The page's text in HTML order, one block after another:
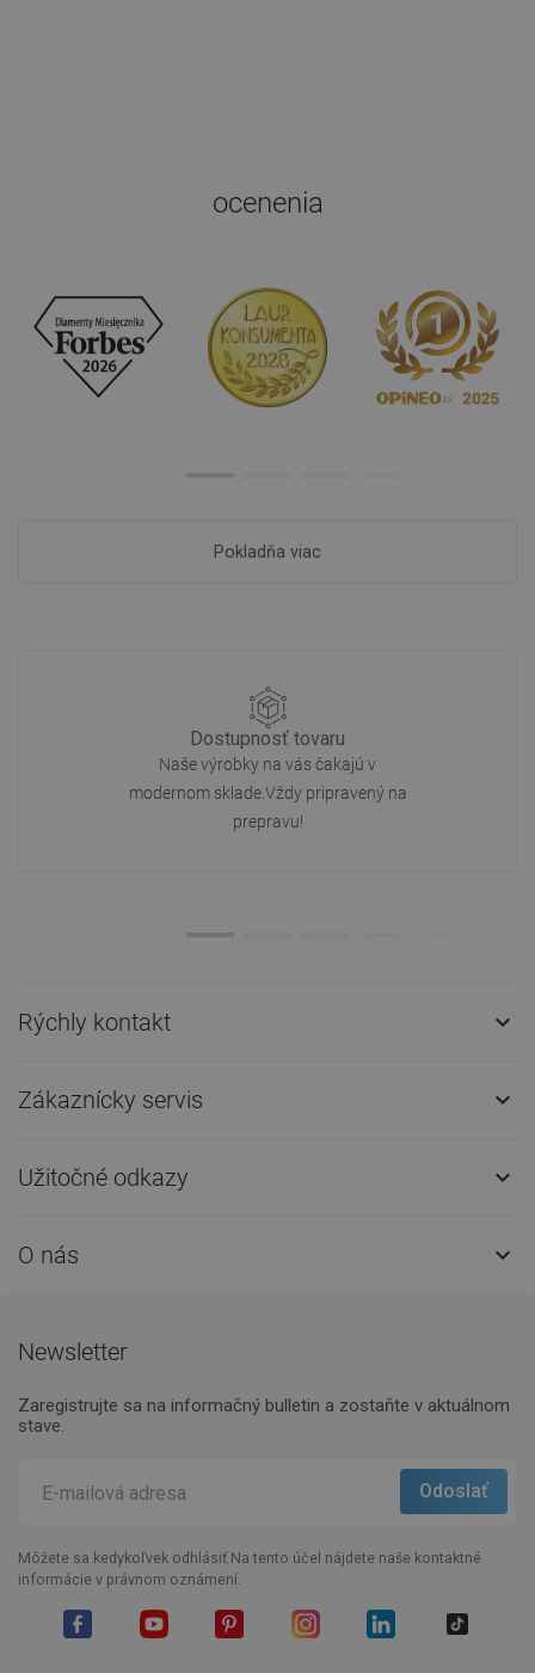
ocenenia
Pokladňa viac
Dostupnosť tovaru
Naše výrobky na vás čakajú v
modernom sklade.Vždy pripravený na
prepravu!
Rýchly kontakt 
Zákaznícky servis 
Užitočné odkazy 
O nás 
Newsletter
Zaregistrujte sa na informačný bulletin a zostaňte v aktuálnom
stave.
Môžete sa kedykoľvek odhlásiť.Na tento účel nájdete naše kontaktné
informácie v právnom oznámení.